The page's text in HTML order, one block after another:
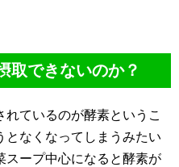
取できないのか？
ているのが酵素というこ
となくなってしまうみたい
スープ中心になると酵素が